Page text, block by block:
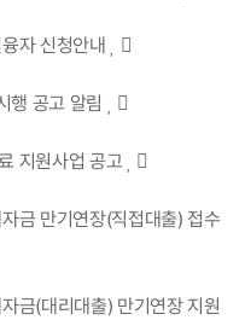
자 신청안내
행 공고 알림
지원사업 공고
금 만기연장(직접대출) 접수
금(대리대출) 만기연장 지원